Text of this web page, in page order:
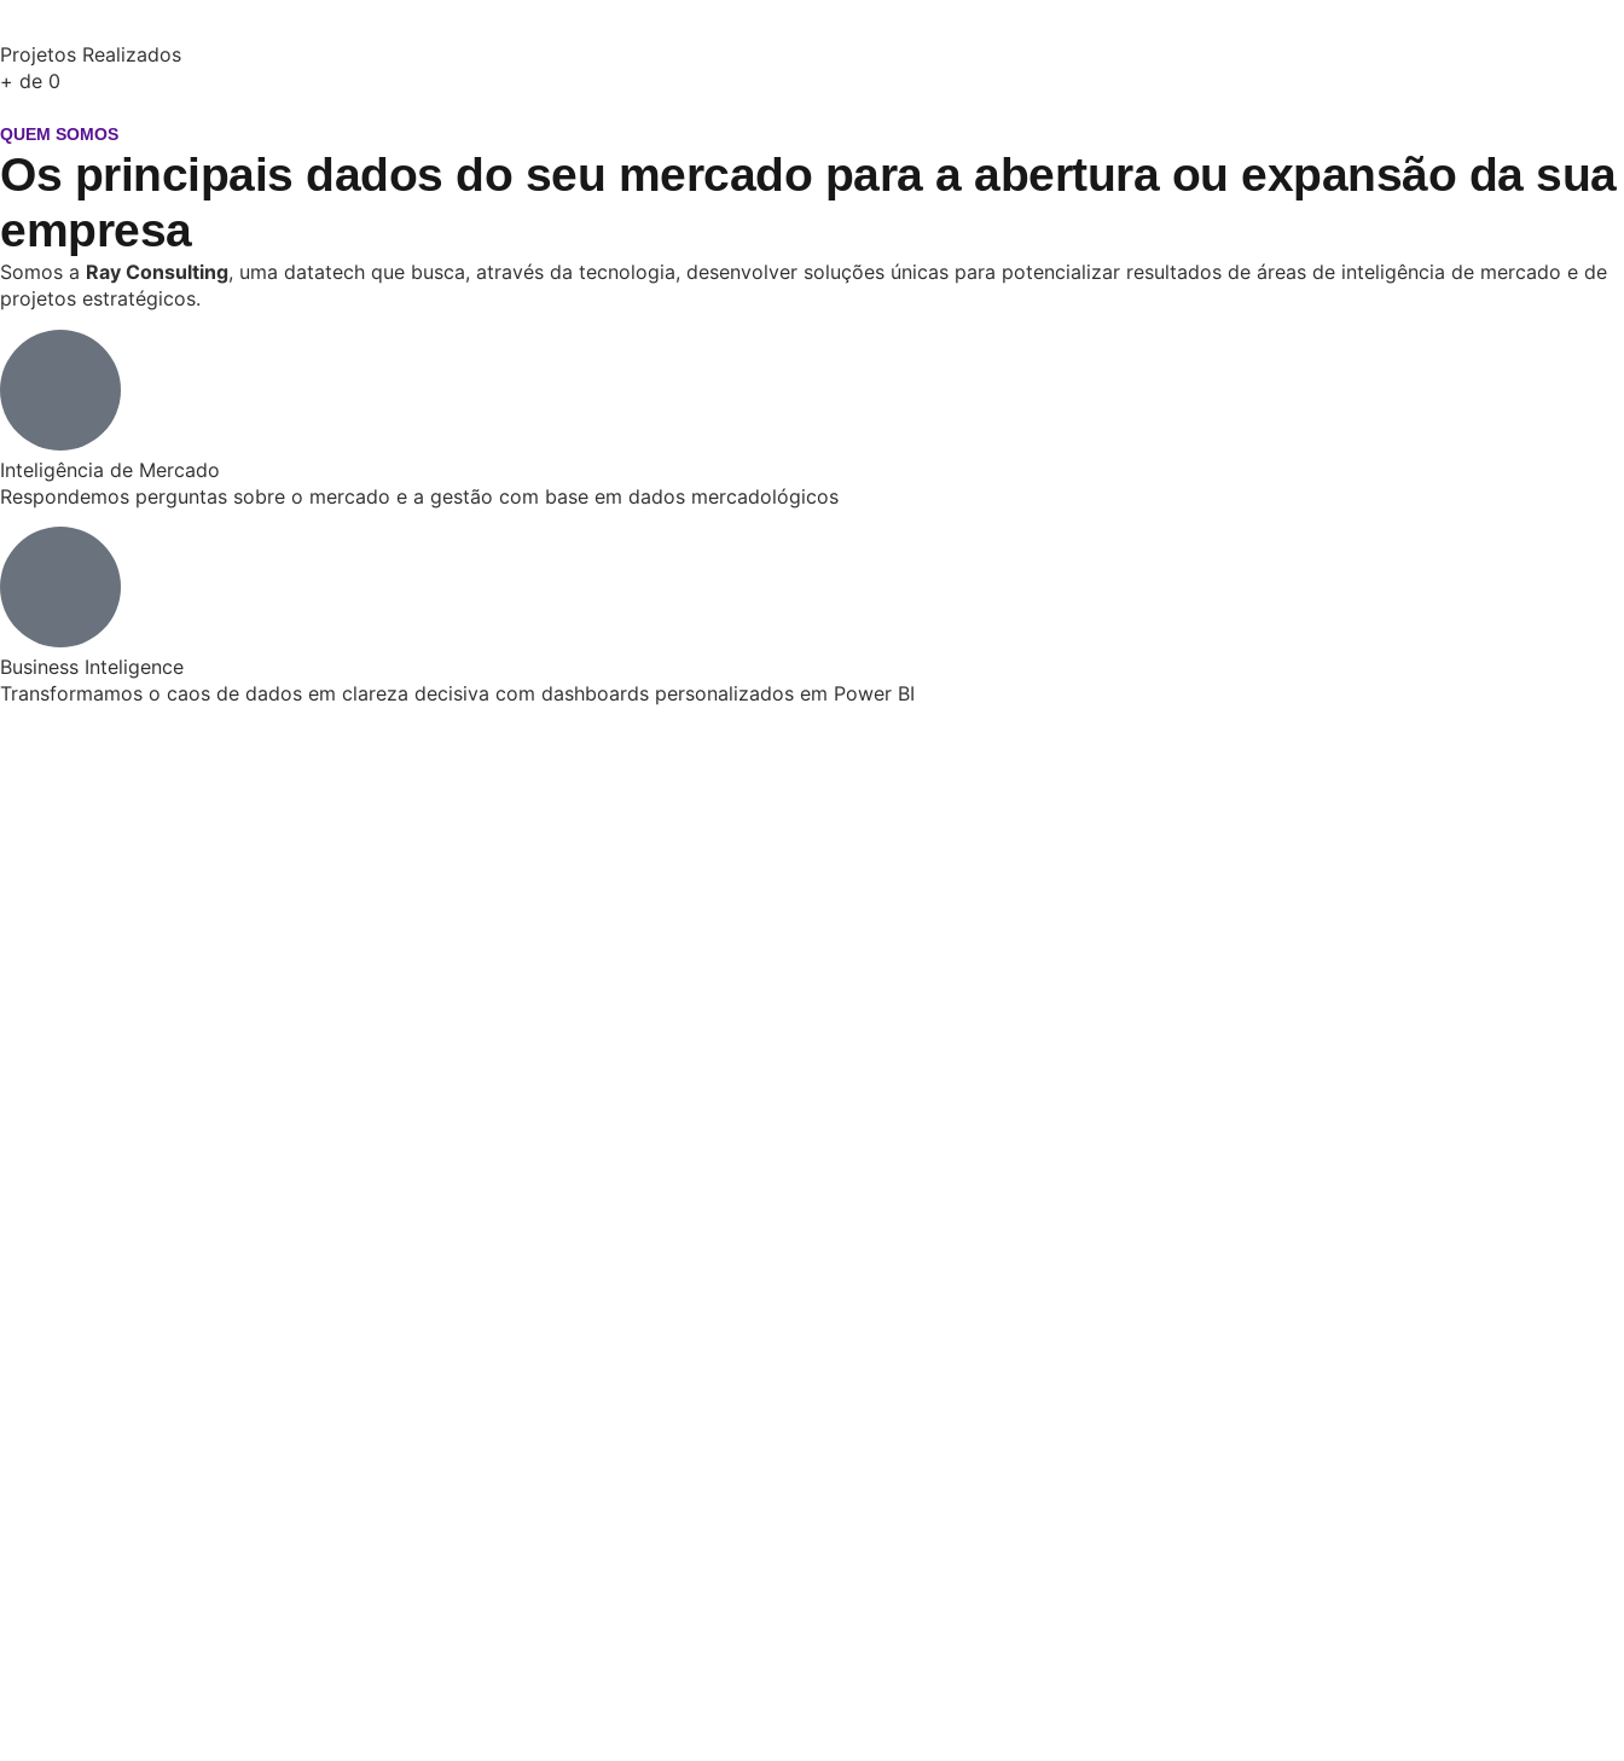
Projetos Realizados
+ de 0
QUEM SOMOS
Os principais dados do seu mercado para a abertura ou expansão da sua
empresa
Somos a Ray Consulting, uma datatech que busca, através da tecnologia, desenvolver soluções únicas para potencializar resultados de áreas de inteligência de mercado e de
projetos estratégicos.
Inteligência de Mercado
Respondemos perguntas sobre o mercado e a gestão com base em dados mercadológicos
Business Inteligence
Transformamos o caos de dados em clareza decisiva com dashboards personalizados em Power BI